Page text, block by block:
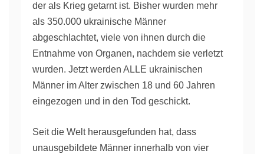
der als Krieg getarnt ist. Bisher wurden mehr
als 350.000 ukrainische Männer
abgeschlachtet, viele von ihnen durch die
Entnahme von Organen, nachdem sie verletzt
wurden. Jetzt werden ALLE ukrainischen
Männer im Alter zwischen 18 und 60 Jahren
eingezogen und in den Tod geschickt.
Seit die Welt herausgefunden hat, dass
unausgebildete Männer innerhalb von vier